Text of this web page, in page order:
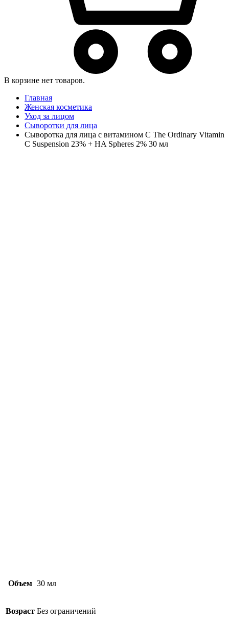
В корзине нет товаров.
Главная
Женская косметика
Уход за лицом
Сыворотки для лица
Сыворотка для лица с витамином С The Ordinary Vitamin
C Suspension 23% + HA Spheres 2% 30 мл
Объем 30 мл
Возраст Без ограничений